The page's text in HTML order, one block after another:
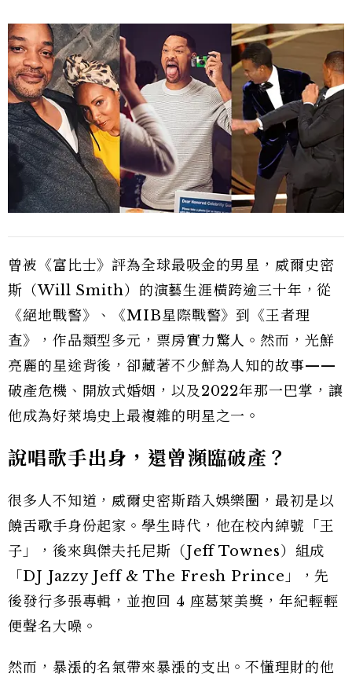
曾被《富比士》評為全球最吸金的男星，威爾史密
斯（Will Smith）的演藝生涯橫跨逾三十年，從
《絕地戰警》、《MIB星際戰警》到《王者理
查》，作品類型多元，票房實力驚人。然而，光鮮
亮麗的星途背後，卻藏著不少鮮為人知的故事——
破產危機、開放式婚姻，以及2022年那一巴掌，讓
他成為好萊塢史上最複雜的明星之一。
說唱歌手出身，還曾瀕臨破產？
很多人不知道，威爾史密斯踏入娛樂圈，最初是以
饒舌歌手身份起家。學生時代，他在校內綽號「王
子」，後來與傑夫托尼斯（Jeff Townes）組成
「DJ Jazzy Jeff & The Fresh Prince」，先
後發行多張專輯，並抱回 4 座葛萊美獎，年紀輕輕
便聲名大噪。
然而，暴漲的名氣帶來暴漲的支出。不懂理財的他